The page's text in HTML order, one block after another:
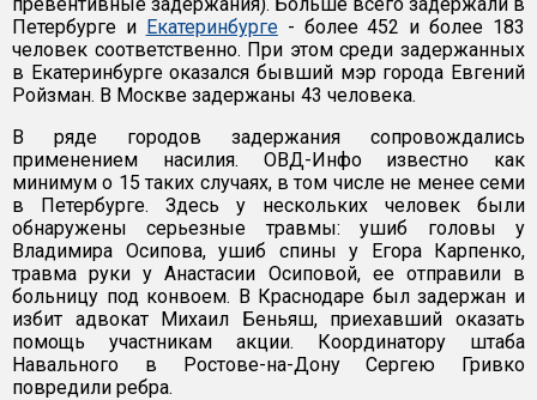
Петербурге и Екатеринбурге- более 452 и более 183
человек соответственно. При этом среди задержанных
в Екатеринбурге оказался бывший мэр города Евгений
Ройзман. В Москве задержаны 43 человека.
В ряде городов задержания сопровождались
применением насилия. ОВД-Инфо известно как
минимум о 15 таких случаях, в том числе не менее семи
в Петербурге. Здесь у нескольких человек были
обнаружены серьезные травмы: ушиб головы у
Владимира Осипова, ушиб спины у Егора Карпенко,
травма руки у Анастасии Осиповой, ее отправили в
больницу под конвоем. В Краснодаре был задержан и
избит адвокат Михаил Беньяш, приехавший оказать
помощь участникам акции. Координатору штаба
Навального в Ростове-на-Дону Сергею Гривко
повредили ребра.